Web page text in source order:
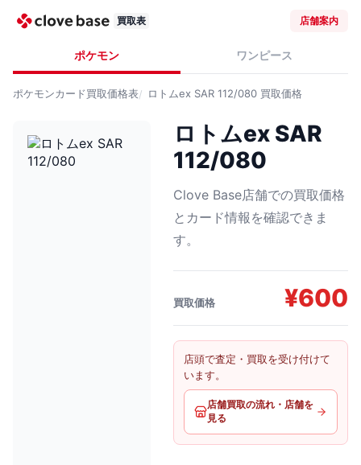
買取表 店舗案内
ポケモン ワンピース
ポケモンカード買取価格表 ロトムex SAR 112/080 買取価格
ロトムex SAR
112/080
Clove Base店舗での買取価格
とカード情報を確認できま
す。
買取価格 ¥600
店頭で査定・買取を受け付けて
います。
店舗買取の流れ・店舗を
見る